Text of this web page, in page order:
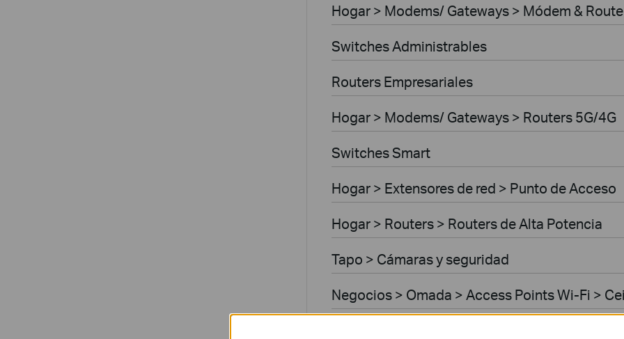
Hogar > Modems/ Gateways > Módem &
Switches Administrables
Routers Empresariales
Hogar > Modems/ Gateways > Routers 5G/4G
Switches Smart
Hogar > Extensores de red > Punto de Acceso
Hogar > Routers > Routers de Alta Potencia
Tapo > Cámaras y seguridad
Negocios > Omada > Access Points Wi-Fi >